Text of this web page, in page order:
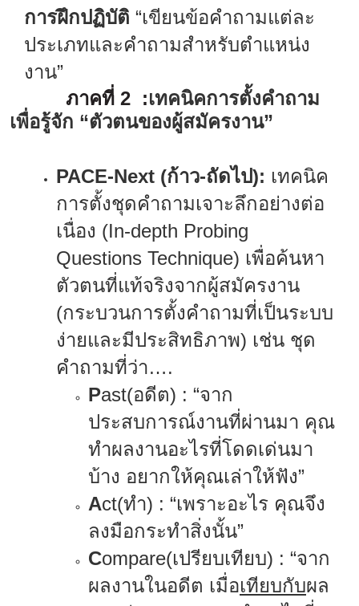
การฝึกปฏิบัติ “เขียนข้อคำถามแต่ละ
ประเภทและคำถามสำหรับตำแหน่ง
งาน”
ภาคที่ 2 :เทคนิคการตั้งคำถาม
เพื่อรู้จัก “ตัวตนของผู้สมัครงาน”
PACE-Next (ก้าว-ถัดไป): เทคนิค
การตั้งชุดคำถามเจาะลึกอย่างต่อ
เนื่อง (In-depth Probing
Questions Technique) เพื่อค้นหา
ตัวตนที่แท้จริงจากผู้สมัครงาน
(กระบวนการตั้งคำถามที่เป็นระบบ
ง่ายและมีประสิทธิภาพ) เช่น ชุด
คำถามที่ว่า….
Past(อดีต) : “จาก
ประสบการณ์งานที่ผ่านมา คุณ
ทำผลงานอะไรที่โดดเด่นมา
บ้าง อยากให้คุณเล่าให้ฟัง”
Act(ทำ) : “เพราะอะไร คุณจึง
ลงมือกระทำสิ่งนั้น”
Compare(เปรียบเทียบ) : “จาก
ผลงานในอดีต เมื่อเทียบกับผล